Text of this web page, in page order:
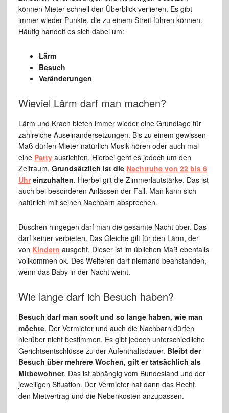
können Mieter schnell den Überblick verlieren. Es gibt
immer wieder Punkte, die zu einem Streit führen können.
Häufig handelt es sich dabei um:
Lärm
Besuch
Veränderungen
Wieviel Lärm darf man machen?
Lärm und Krach bieten immer wieder eine Grundlage für
zahlreiche Auseinandersetzungen. Bis zu einem gewissen
Maß dürfen Mieter natürlich Musik hören oder auch mal
eine Party ausrichten. Hierbei geht es jedoch um den
Zeitraum. Grundsätzlich ist die Nachtruhe von 22 bis 6
Uhreinzuhalten. Hierbei gilt die Zimmerlautstärke. Das ist
auch bei besonderen Anlässen der Fall. Man kann sich
natürlich mit seinen Nachbarn absprechen.
Duschen hingegen darf man die gesamte Nacht über. Das
darf keiner verbieten. Das Gleiche gilt für den Lärm, der
von Kindern ausgeht. Dieser ist im üblichen Maß ebenfalls
vollkommen ok. Des Weiteren darf niemand beanstanden,
wenn das Baby in der Nacht weint.
Wie lange darf ich Besuch haben?
Besuch darf man sooft und so lange haben, wie man
möchte. Der Vermieter und auch die Nachbarn dürfen
hierüber nicht bestimmen. Es gibt jedoch unterschiedliche
Gerichtsentschlüsse zu der Aufenthaltsdauer. Bleibt der
Besuch über mehrere Wochen, gilt er tatsächlich als
Mitbewohner. Das ist abhängig vom Bundesland und der
jeweiligen Situation. Der Vermieter hat dann das Recht,
den Mietvertrag und die Nebenkosten anzupassen.